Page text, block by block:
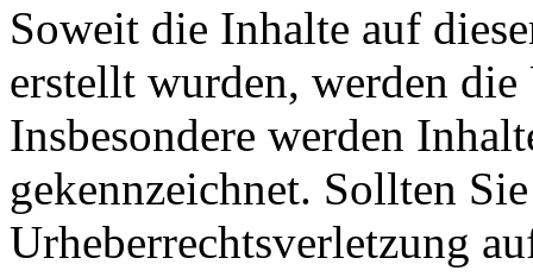
Soweit die Inhalte auf
erstellt wurden, werden
Insbesondere werden
gekennzeichnet. Sollten
Urheberrechtsverletzung